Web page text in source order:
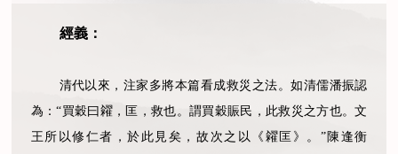
經義：
清代以來，注家多將本篇看成救災之法。如清儒潘振認
為：“買穀曰糴，匡，救也。謂買穀賑民，此救災之方也。文
王所以修仁者，於此見矣，故次之以《糴匡》。”陳逢衡